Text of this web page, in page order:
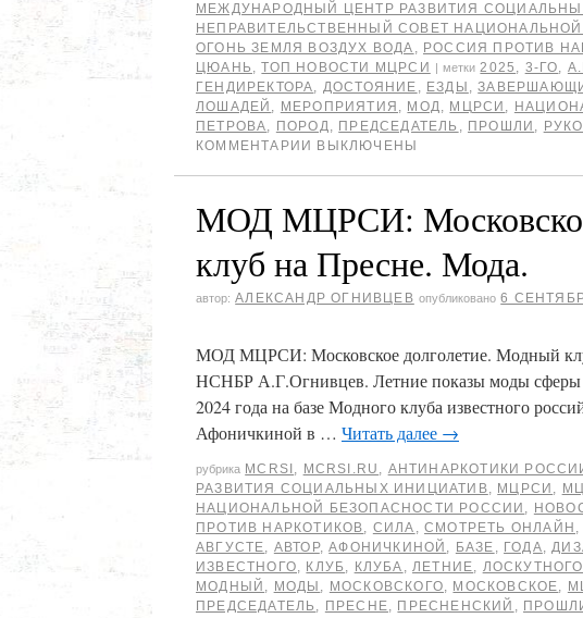
МЕЖДУНАРОДНЫЙ ЦЕНТР РАЗВИТИЯ
НЕПРАВИТЕЛЬСТВЕННЫЙ СОВЕТ
ОГОНЬ ЗЕМЛЯ ВОЗДУХ ВОДА , РОССИЯ ПРОТИВ
ЦЮАНЬ,ТОП НОВОСТИ МЦРСИ | метки 2025 , 3-ГО,
ГЕНДИРЕКТОРА, ДОСТОЯНИЕ , ЕЗДЫ ,
ЛОШАДЕЙ , МЕРОПРИЯТИЯ , МОД, МЦРСИ ,
ПЕТРОВА, ПОРОД, ПРЕДСЕДАТЕЛЬ , ПРОШЛИ ,
КОММЕНТАРИИ ВЫКЛЮЧЕНЫ
МОД МЦРСИ:
клуб на Пресне. Мода.
автор: АЛЕКСАНДР ОГНИВЦЕВ опубликовано 6
МОД МЦРСИ: Московское долголетие. Модный
НСНБР А.Г.Огнивцев. Летние показы моды сферы
2024 года на базе Модного клуба известного
Афоничкиной в … Читать далее →
рубрика MCRSI , MCRSI.RU , АНТИНАРКОТИКИ
РАЗВИТИЯ СОЦИАЛЬНЫХ ИНИЦИАТИВ, МЦРСИ ,
НАЦИОНАЛЬНОЙ БЕЗОПАСНОСТИ РОССИИ ,
ПРОТИВ НАРКОТИКОВ, СИЛА ,СМОТРЕТЬ ОНЛАЙН
АВГУСТЕ, АВТОР,АФОНИЧКИНОЙ , БАЗЕ , ГОДА,
ИЗВЕСТНОГО, КЛУБ, КЛУБА ,ЛЕТНИЕ, ЛОСКУТНОГО
МОДНЫЙ , МОДЫ , МОСКОВСКОГО, МОСКОВСКОЕ,
ПРЕДСЕДАТЕЛЬ, ПРЕСНЕ, ПРЕСНЕНСКИЙ ,